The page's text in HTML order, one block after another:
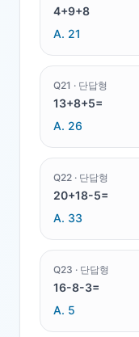
4+9+8
A. 21
Q21 · 단답형
13+8+5=
A. 26
Q22 · 단답형
20+18-5=
A. 33
Q23 · 단답형
16-8-3=
A. 5